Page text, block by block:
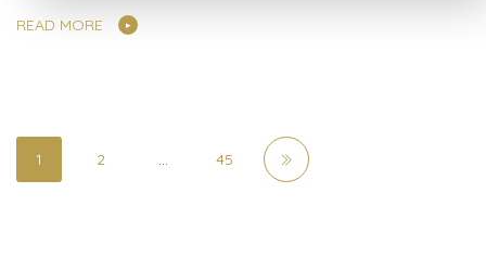
READ MORE
1 2 … 45